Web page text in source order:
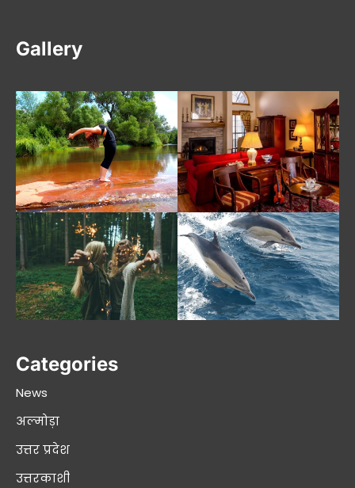
Gallery
Categories
News
अल्मोड़ा
उत्तर प्रदेश
उत्तरकाशी